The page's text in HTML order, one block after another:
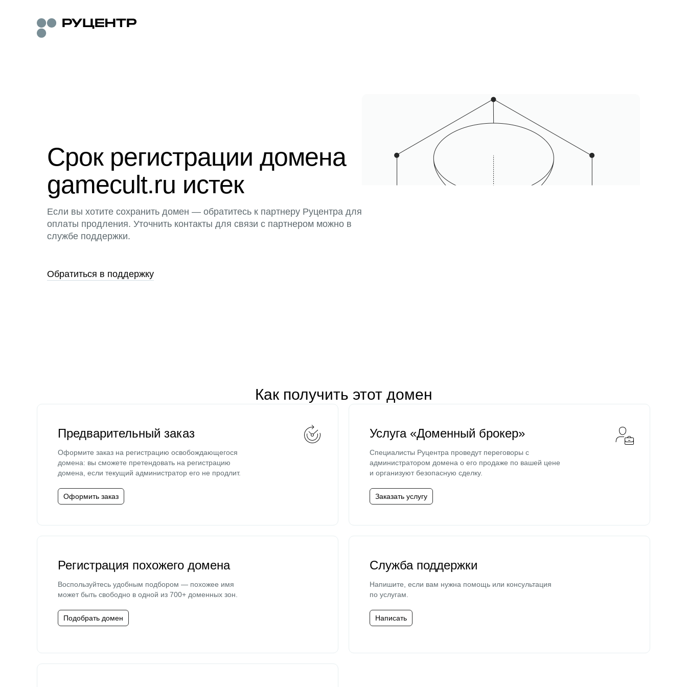
Срок регистрации домена
gamecult.ru истек
Если вы хотите сохранить домен — обратитесь к партнеру Руцентра для
оплаты продления. Уточнить контакты для связи с партнером можно в
службе поддержки.
Обратиться в поддержку
Как получить этот домен
Предварительный заказ
Оформите заказ на регистрацию освобождающегося
домена: вы сможете претендовать на регистрацию
домена, если текущий администратор его не продлит.
Оформить заказ
Услуга «Доменный брокер»
Специалисты Руцентра проведут переговоры с
администратором домена о его продаже по вашей цене
и организуют безопасную сделку.
Заказать услугу
Регистрация похожего домена
Воспользуйтесь удобным подбором — похожее имя
может быть свободно в одной из 700+ доменных зон.
Подобрать домен
Служба поддержки
Напишите, если вам нужна помощь или консультация
по услугам.
Написать